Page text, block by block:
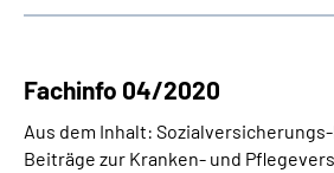
Fachinfo 04/2020
Aus dem Inhalt:
Beiträge zur Kranken- und